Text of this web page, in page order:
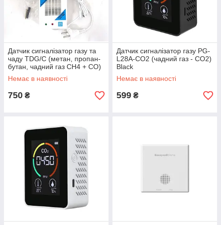
Датчик сигналізатор газу та
чаду TDG/C (метан, пропан-
бутан, чадний газ CH4 + CO)
Немає в наявності
750 ₴
Датчик сигналізатор газу PG-
L28A-CO2 (чадний газ - CO2)
Black
Немає в наявності
599 ₴